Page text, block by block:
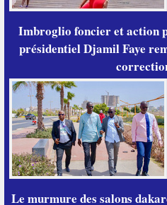
Imbroglio foncier et action
présidentiel Djamil Faye
Le murmure des salons